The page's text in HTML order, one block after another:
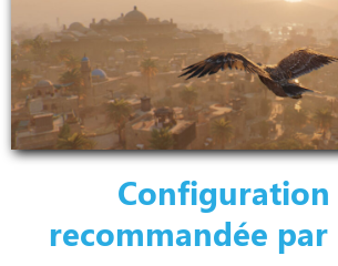
Configuration
recommandée